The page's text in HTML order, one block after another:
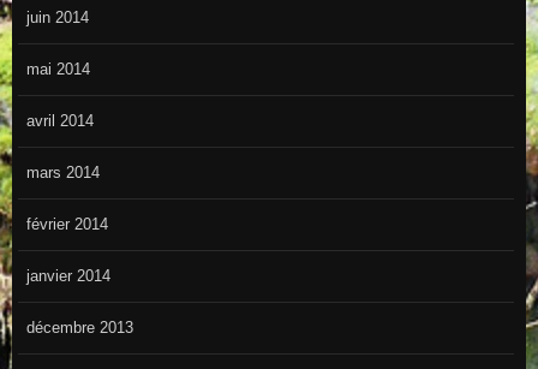
juin 2014
mai 2014
avril 2014
mars 2014
février 2014
janvier 2014
décembre 2013